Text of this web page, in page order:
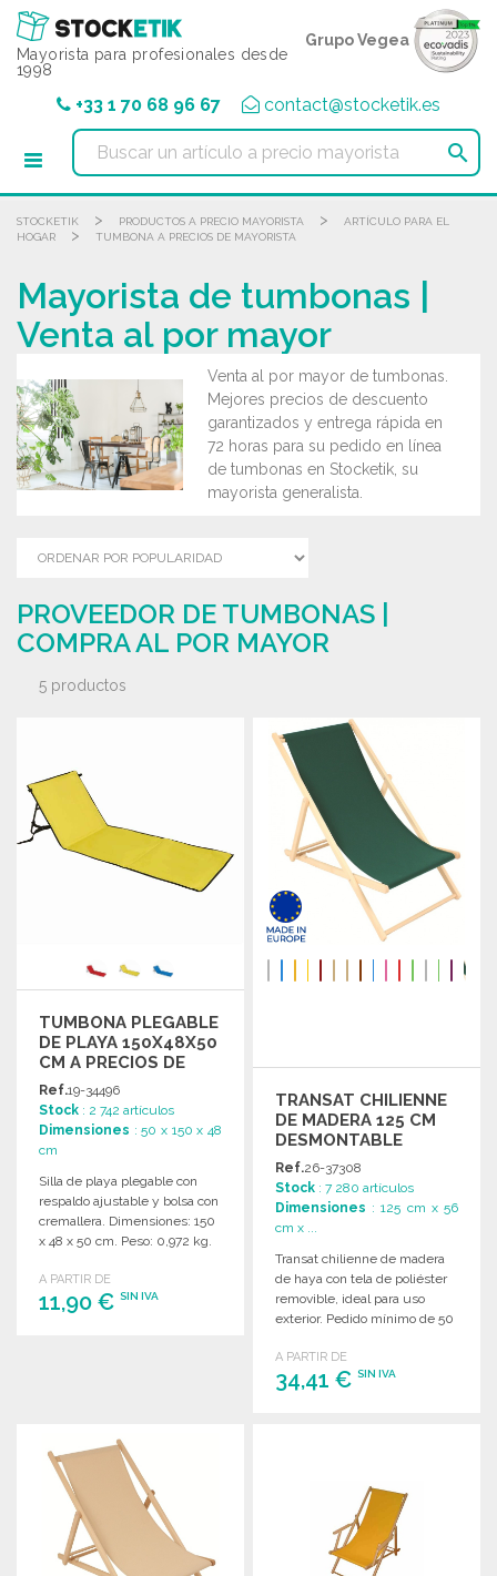
Mayorista para profesionales desde
1998
Grupo Vegea
+33 1 70 68 96 67 contact@stocketik.es

STOCKETIK > PRODUCTOS A PRECIO MAYORISTA >
ARTÍCULO PARA EL
HOGAR
> TUMBONA A PRECIOS DE MAYORISTA
Mayorista de tumbonas |
Venta al por mayor
Venta al por mayor de tumbonas.
Mejores precios de descuento
garantizados y entrega rápida en
72 horas para su pedido en línea
de tumbonas en Stocketik, su
mayorista generalista.
PROVEEDOR DE TUMBONAS |
COMPRA AL POR MAYOR
5 productos
TUMBONA PLEGABLE
DE PLAYA 150X48X50
CM A PRECIOS DE
MAYORISTA
Ref.19-34496
Stock : 2 742 artículos
Dimensiones : 50 x 150 x 48
cm
Silla de playa plegable con
respaldo ajustable y bolsa con
cremallera. Dimensiones: 150
x 48 x 50 cm. Peso: 0,972 kg.
A PARTIR DE
11,90 € SIN IVA
TRANSAT CHILIENNE
DE MADERA 125 CM
DESMONTABLE
Ref.26-37308
Stock : 7 280 artículos
Dimensiones : 125 cm x 56
cm x ...
Transat chilienne de madera
de haya con tela de poliéster
removible, ideal para uso
exterior. Pedido mínimo de 50
A PARTIR DE
34,41 €SIN IVA
Panel de gestión de cookies